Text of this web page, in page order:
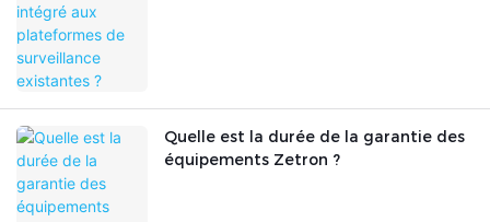
Quelle est la durée de la garantie des
équipements Zetron ?